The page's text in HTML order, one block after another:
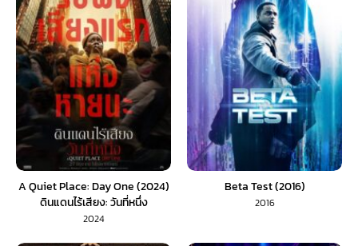
A Quiet Place: Day One (2024)
ดินแดนไร้เสียง: วันที่หนึ่ง
2024
Beta Test (2016)
2016